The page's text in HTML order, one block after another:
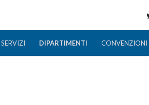
SERVIZI DIPARTIMENTI CONVENZIONI